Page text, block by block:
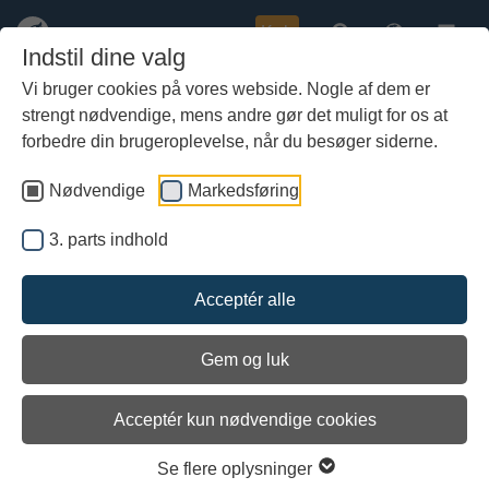
Indstil dine valg
Vi bruger cookies på vores webside. Nogle af dem er
strengt nødvendige, mens andre gør det muligt for os at
forbedre din brugeroplevelse, når du besøger siderne.
Nødvendige Markedsføring
3. parts indhold
Acceptér alle
Gem og luk
Acceptér kun nødvendige cookies
Se flere oplysninger
indhold
Køb
Nyheder fra Vikingeskibsmuseet
arbejder med på museet.
Her kan du finde historier om bådebyggernes projekter på
forskningsresultater samt aktuelle udstillinger og aktiviteter.
søge i søgefeltet eller klikke på der aktuelle årstal i listen under
Nyhederne samles og udsendes som nyhedsbrevet ca. hver 3.
uge.